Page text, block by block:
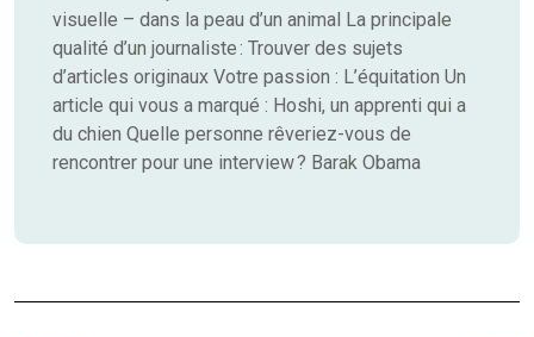
visuelle – dans la peau d’un animal La principale
qualité d’un journaliste : Trouver des sujets
d’articles originaux Votre passion : L’équitation Un
article qui vous a marqué : Hoshi, un apprenti qui a
du chien Quelle personne rêveriez-vous de
rencontrer pour une interview ? Barak Obama